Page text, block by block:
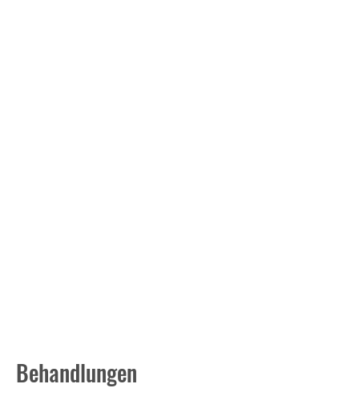
Behandlungen